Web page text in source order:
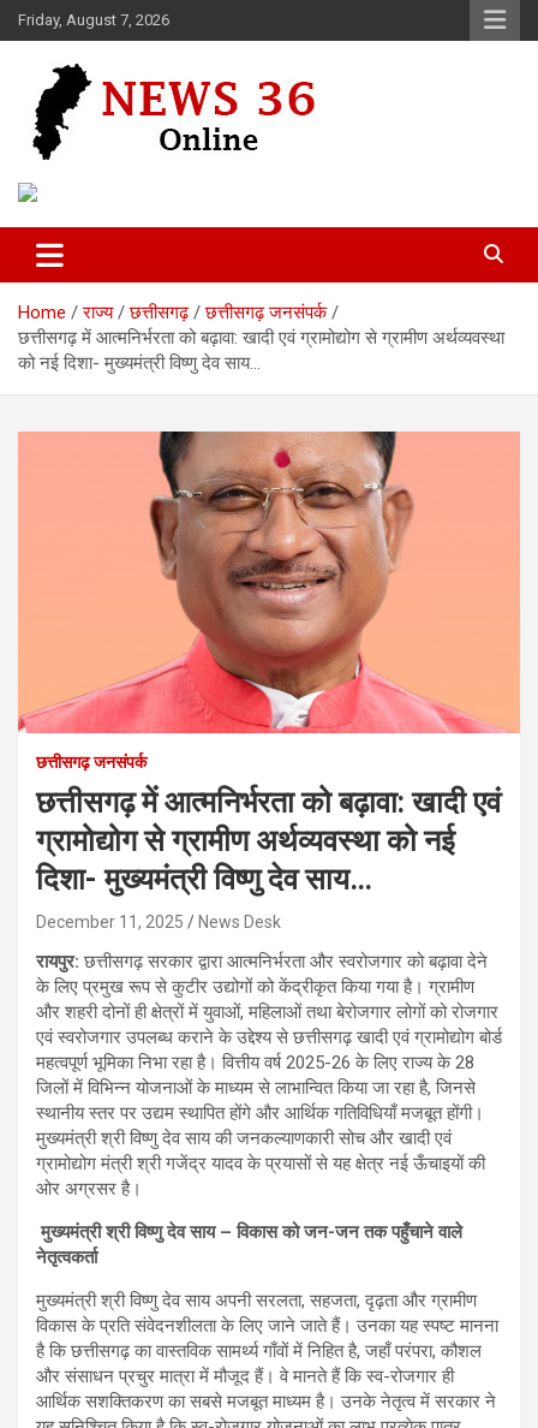
Skip
to
Friday, August 7, 2026
News 36
Home राज्य छत्तीसगढ़
छत्तीसगढ़ जनसंपर्क
छत्तीसगढ़ में आत्मनिर्भरता को बढ़ावा: खादी एवं ग्रामोद्योग से ग्रामीण अर्थव्यवस्था
को नई दिशा- मुख्यमंत्री विष्णु देव साय…
छत्तीसगढ़ जनसंपर्क
छत्तीसगढ़ में आत्मनिर्भरता को बढ़ावा: खादी एवं
ग्रामोद्योग से ग्रामीण अर्थव्यवस्था को नई
दिशा- मुख्यमंत्री विष्णु देव साय…
December 11, 2025 News Desk
रायपुर: छत्तीसगढ़ सरकार द्वारा आत्मनिर्भरता और स्वरोजगार को बढ़ावा देने
के लिए प्रमुख रूप से कुटीर उद्योगों को केंद्रीकृत किया गया है। ग्रामीण
और शहरी दोनों ही क्षेत्रों में युवाओं, महिलाओं तथा बेरोजगार लोगों को रोजगार
एवं स्वरोजगार उपलब्ध कराने के उद्देश्य से छत्तीसगढ़ खादी एवं ग्रामोद्योग बोर्ड
महत्वपूर्ण भूमिका निभा रहा है। वित्तीय वर्ष 2025-26 के लिए राज्य के 28
जिलों में विभिन्न योजनाओं के माध्यम से लाभान्वित किया जा रहा है, जिनसे
स्थानीय स्तर पर उद्यम स्थापित होंगे और आर्थिक गतिविधियाँ मजबूत होंगी।
मुख्यमंत्री श्री विष्णु देव साय की जनकल्याणकारी सोच और खादी एवं
ग्रामोद्योग मंत्री श्री गजेंद्र यादव के प्रयासों से यह क्षेत्र नई ऊँचाइयों की
ओर अग्रसर है।
मुख्यमंत्री श्री विष्णु देव साय – विकास को जन-जन तक पहुँचाने वाले
नेतृत्वकर्ता
मुख्यमंत्री श्री विष्णु देव साय अपनी सरलता, सहजता, दृढ़ता और ग्रामीण
विकास के प्रति संवेदनशीलता के लिए जाने जाते हैं। उनका यह स्पष्ट मानना
है कि छत्तीसगढ़ का वास्तविक सामर्थ्य गाँवों में निहित है, जहाँ परंपरा, कौशल
और संसाधन प्रचुर मात्रा में मौजूद हैं। वे मानते हैं कि स्व-रोजगार ही
आर्थिक सशक्तिकरण का सबसे मजबूत माध्यम है। उनके नेतृत्व में सरकार ने